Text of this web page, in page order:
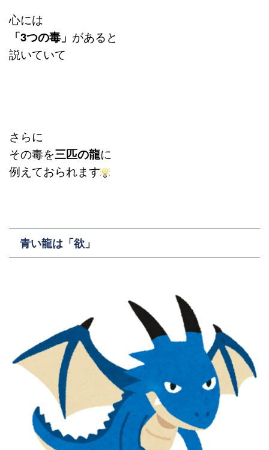
心には
「3つの毒」 があると
説いていて
さらに
その毒を三匹の龍に
例えておられます
青い龍は「欲」